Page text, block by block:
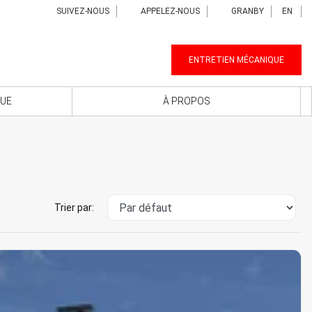
SUIVEZ-NOUS APPELEZ-NOUS GRANBY EN
ENTRETIEN MÉCANIQUE
À PROPOS
Trier par: